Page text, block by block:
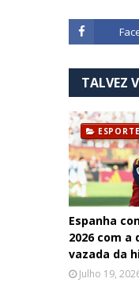
TALVEZ
ESPORTE
Espanha
2026 com a
vazada da
Julho 19,